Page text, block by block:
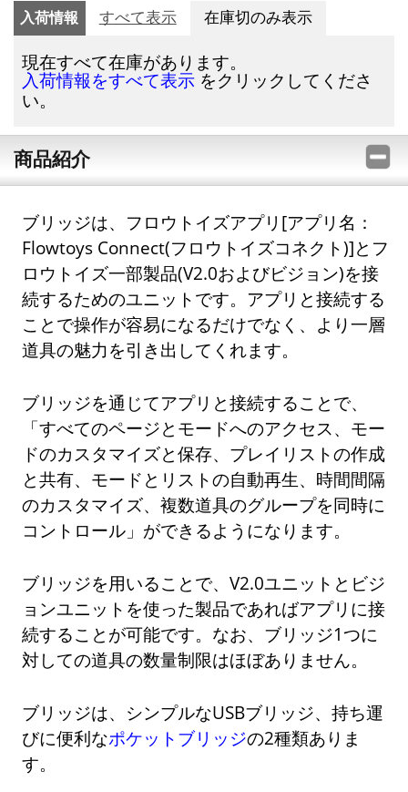
入荷情報 すべて表示 在庫切のみ表示
現在すべて在庫があります。
入荷情報をすべて表示 をクリックしてくださ
い。
商品紹介
ブリッジは、フロウトイズアプリ[アプリ名：
Flowtoys Connect(フロウトイズコネクト)]とフ
ロウトイズ一部製品(V2.0およびビジョン)を接
続するためのユニットです。アプリと接続する
ことで操作が容易になるだけでなく、より一層
道具の魅力を引き出してくれます。
ブリッジを通じてアプリと接続することで、
「すべてのページとモードへのアクセス、モー
ドのカスタマイズと保存、プレイリストの作成
と共有、モードとリストの自動再生、時間間隔
のカスタマイズ、複数道具のグループを同時に
コントロール」ができるようになります。
ブリッジを用いることで、V2.0ユニットとビジ
ョンユニットを使った製品であればアプリに接
続することが可能です。なお、ブリッジ1つに
対しての道具の数量制限はほぼありません。
ブリッジは、シンプルなUSBブリッジ、持ち運
びに便利なポケットブリッジの2種類ありま
す。